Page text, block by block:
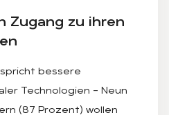
Zu­gang zu ih­ren
bessere
Technologien – Neun
(87 Prozent) wollen